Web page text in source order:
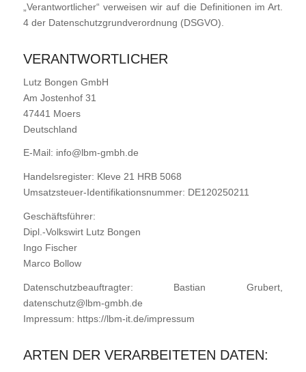
„Verantwortlicher“ verweisen wir auf die Definitionen im Art.
4 der Datenschutzgrundverordnung (DSGVO).
VERANTWORTLICHER
Lutz Bongen GmbH
Am Jostenhof 31
47441 Moers
Deutschland
E-Mail: info@lbm-gmbh.de
Handelsregister: Kleve 21 HRB 5068
Umsatzsteuer-Identifikationsnummer: DE120250211
Geschäftsführer:
Dipl.-Volkswirt Lutz Bongen
Ingo Fischer
Marco Bollow
Datenschutzbeauftragter: Bastian Grubert,
datenschutz@lbm-gmbh.de
Impressum: https://lbm-it.de/impressum
ARTEN DER VERARBEITETEN DATEN: